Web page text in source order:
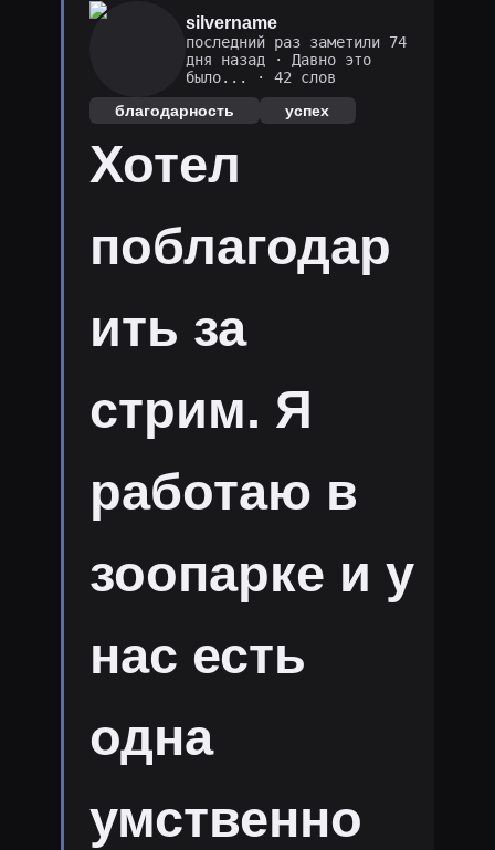
silvername
последний раз заметили 74
дня назад ·
Давно это
было...
· 42 слов
благодарность
успех
Хотел
поблагодар
ить за
стрим. Я
работаю в
зоопарке и у
нас есть
одна
умственно